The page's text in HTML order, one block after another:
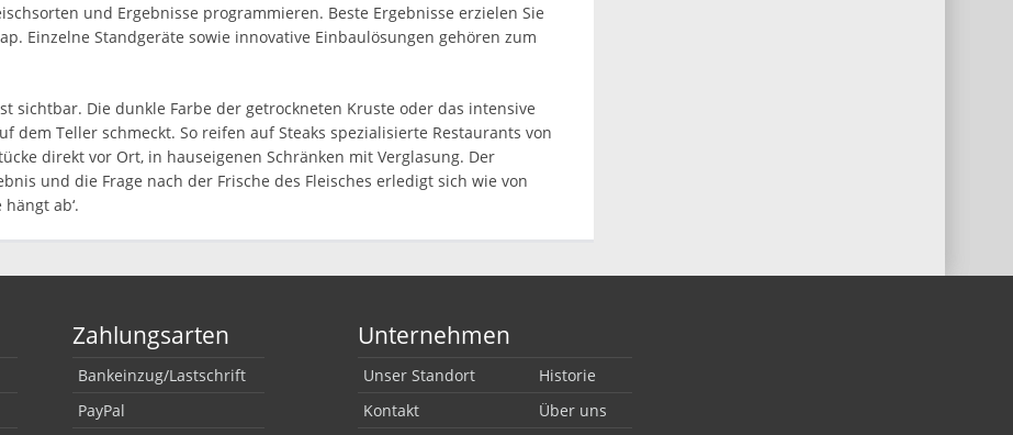
und Ergebnisse programmieren. Beste Ergebnisse erzielen Sie
Einzelne Standgeräte sowie innovative Einbaulösungen gehören zum
sichtbar. Die dunkle Farbe der getrockneten Kruste oder das intensive
dem Teller schmeckt. So reifen auf Steaks spezialisierte Restaurants von
direkt vor Ort, in hauseigenen Schränken mit Verglasung. Der
und die Frage nach der Frische des Fleisches erledigt sich wie von
ab‘.
Zahlungsarten
Bankeinzug/Lastschrift
PayPal
Unternehmen
Unser Standort
Historie
Kontakt
Über uns